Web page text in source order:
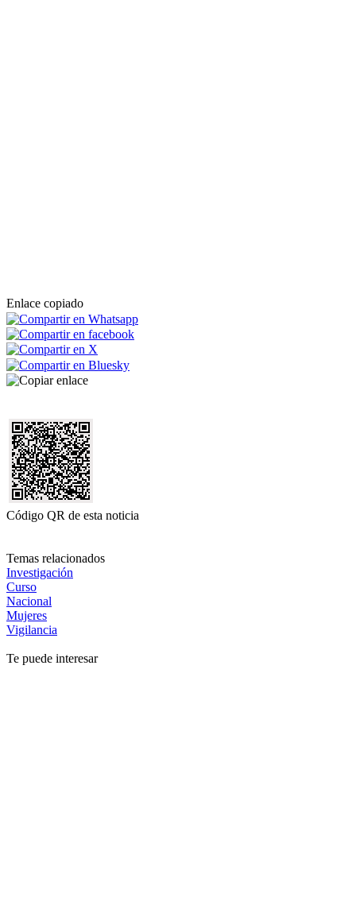
Enlace copiado
Código QR de esta noticia
Temas relacionados
Investigación
Curso
Nacional
Mujeres
Vigilancia
Te puede interesar